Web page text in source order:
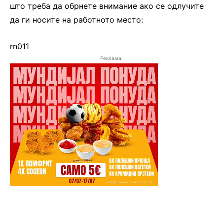
што треба да обрнете внимание ако се одлучите
да ги носите на работното место:
rn011
Реклама